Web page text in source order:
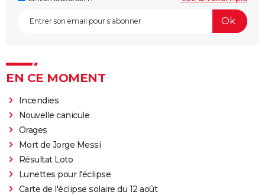
EN CE MOMENT
Incendies
Nouvelle canicule
Orages
Mort de Jorge Messi
Résultat Loto
Lunettes pour l'éclipse
Carte de l'éclipse solaire du 12 août